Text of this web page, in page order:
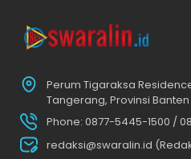
Perum Tigaraksa
Tangerang, Provinsi Banten
Phone: 0877-5445-1500 /
redaksi@swaralin.id